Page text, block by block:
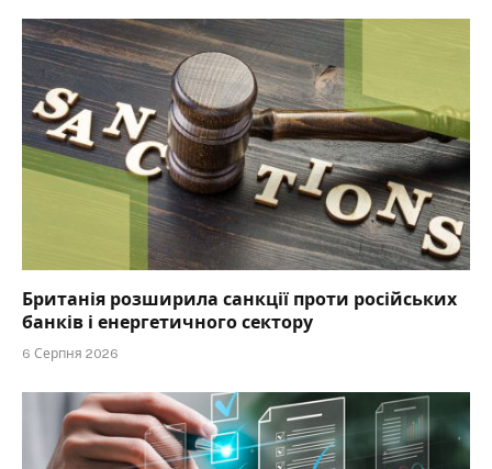
Британія розширила санкції проти російських
банків і енергетичного сектору
6 Серпня 2026